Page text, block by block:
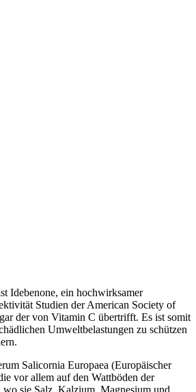
Idebenone, ein hochwirksamer
Studien der American Society of
der von Vitamin C übertrifft. Es ist somit
Umweltbelastungen zu schützen
Salicornia Europaea (Europäischer
vor allem auf den Wattböden der